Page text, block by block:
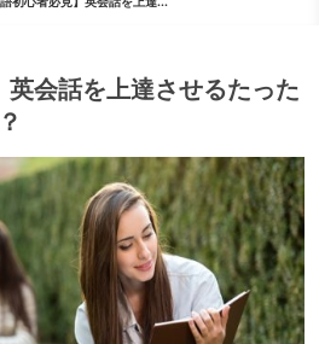
英会話を上達させるたった